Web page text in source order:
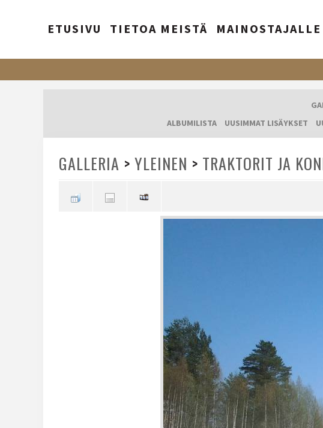
ETUSIVU TIETOA MEISTÄ MAINOSTAJALLE
ALBUMILISTA
UUSIMMAT LISÄYKSET
GALLERIA > YLEINEN > TRAKTORIT JA